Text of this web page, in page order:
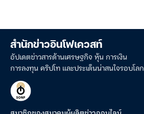
สำนักข่าวอินโฟเควสท์
อัปเดตข่าวสารด้านเศรษฐกิจ หุ้น การเงิน
การลงทุน คริปโท และประเด็นน่าสนใจรอบโลก